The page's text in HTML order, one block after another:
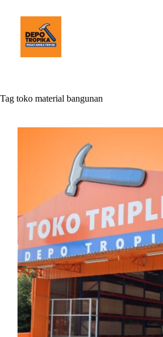
Tag toko material bangunan